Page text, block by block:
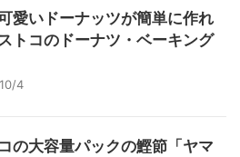
愛いドーナッツが簡単に作れ
トコのドーナツ・ベーキング
4
の大容量パックの鰹節「ヤマ